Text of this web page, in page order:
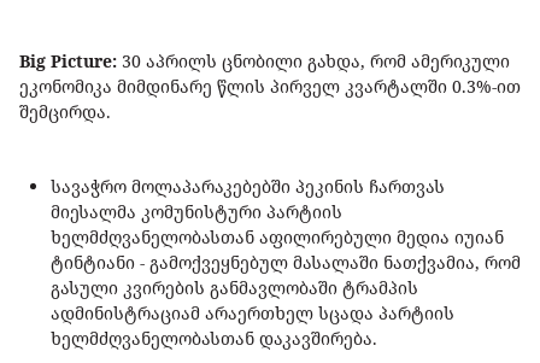
Big Picture: 30 აპრილს ცნობილი გახდა, რომ ამერიკული
ეკონომიკა მიმდინარე წლის პირველ კვარტალში 0.3%-ით
შემცირდა.
სავაჭრო მოლაპარაკებებში პეკინის ჩართვას
მიესალმა კომუნისტური პარტიის
ხელმძღვანელობასთან აფილირებული მედია იუიან
ტინტიანი - გამოქვეყნებულ მასალაში ნათქვამია, რომ
გასული კვირების განმავლობაში ტრამპის
ადმინისტრაციამ არაერთხელ სცადა პარტიის
ხელმძღვანელობასთან დაკავშირება.